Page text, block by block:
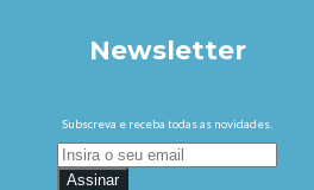
Newsletter
Subscreva e receba todas as novidades.
Assinar